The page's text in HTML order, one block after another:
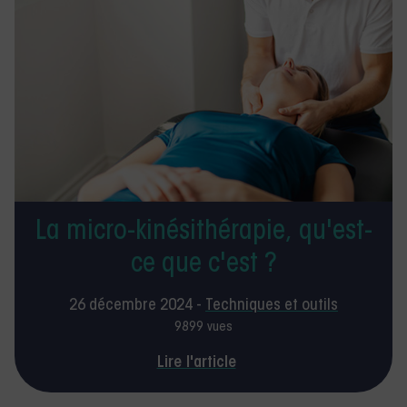
La micro-kinésithérapie, qu'est-
ce que c'est ?
26 décembre 2024 - Techniques et outils
9899 vues
Lire l'article